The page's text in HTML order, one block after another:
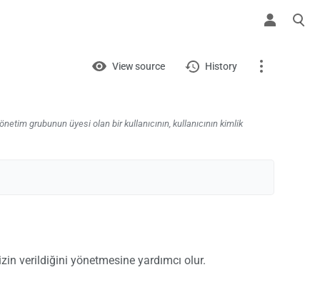
ViewView source History
Discussion
Permanent link
grubunun üyesi olan bir kullanıcının, kullanıcının kimlik
verildiğini yönetmesine yardımcı olur.